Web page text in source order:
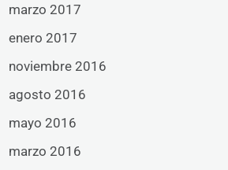
marzo 2017
enero 2017
noviembre 2016
agosto 2016
mayo 2016
marzo 2016